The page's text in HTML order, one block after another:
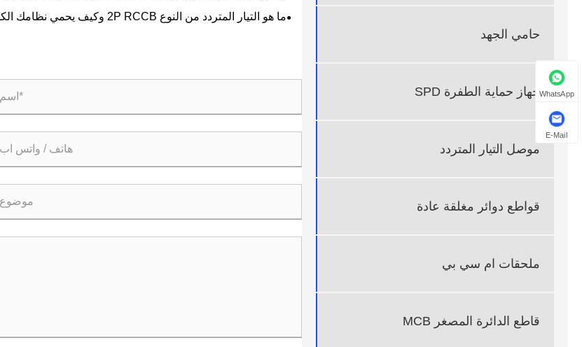
حامي الجهد
جهاز حماية الطفرة SPD
موصل التيار المتردد
قواطع دوائر مغلقة عادة
ملحقات ام سي بي
قاطع الدائرة المصغر MCB
بشكل
ما هو التيار المتردد من النوع 2P RCCB وكيف يحمي نظامك الكهربائي
WhatsApp
E-Mail